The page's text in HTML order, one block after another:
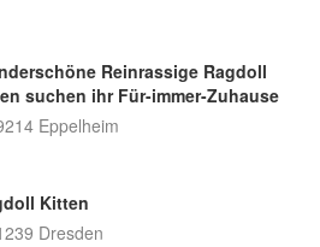
Reinrassige Ragdoll
suchen ihr Für-immer-Zuhause
Eppelheim
Kitten
Dresden